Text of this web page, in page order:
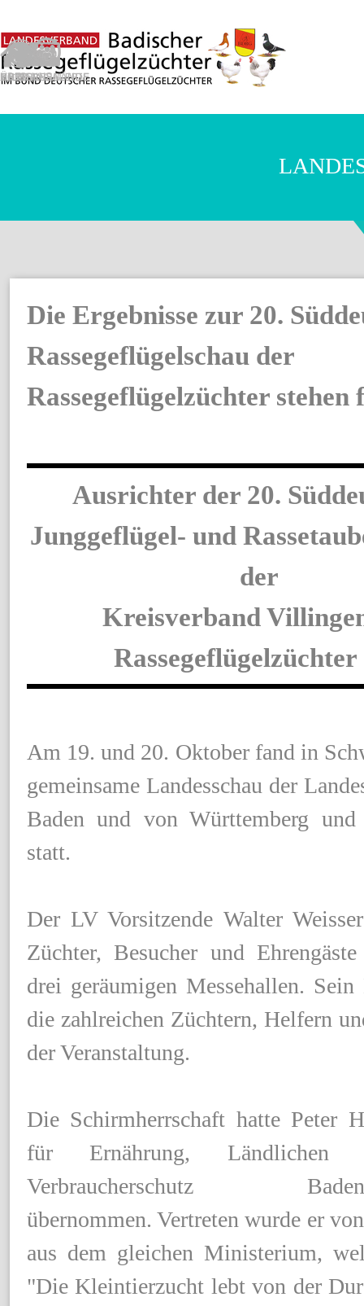
Die Ergebnisse zur 20.
Rassegeflügelschau der
Rassegeflügelzüchter stehen
Ausrichter der 20.
Junggeflügel- und
der
Kreisverband
Rassegeflügelzüchter
Am 19. und 20. Oktober fand in
gemeinsame Landesschau der
Baden und von Württemberg und
statt.
Der LV Vorsitzende Walter
Züchter, Besucher und
drei geräumigen Messehallen.
die zahlreichen Züchtern, Helfern
der Veranstaltung.
Die Schirmherrschaft hatte Peter
für Ernährung, Ländlichen
Verbraucherschutz Baden-
übernommen. Vertreten wurde er
aus dem gleichen Ministerium,
"Die Kleintierzucht lebt von der